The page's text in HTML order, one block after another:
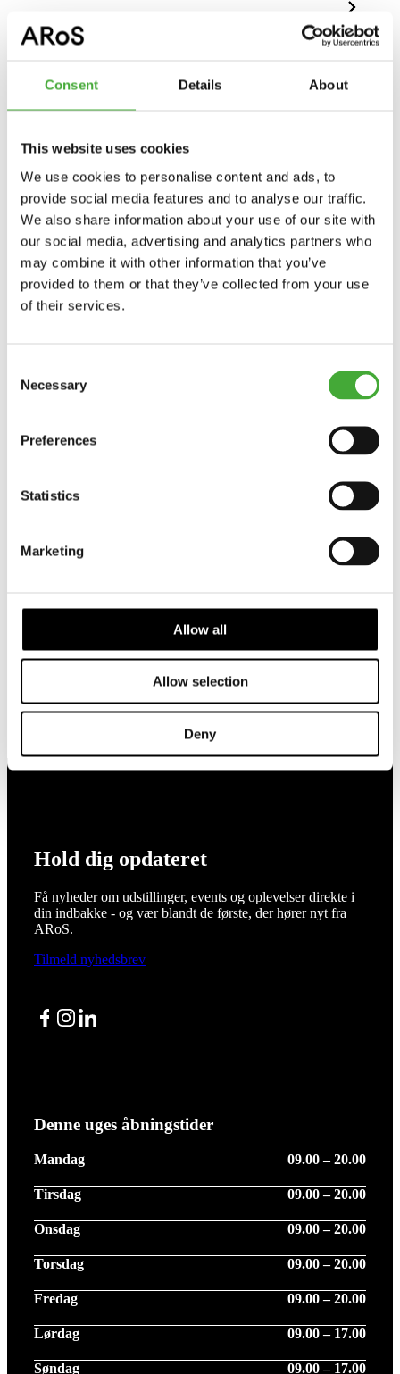
Consent Details About
This website uses cookies
We use cookies to personalise content and ads, to
provide social media features and to analyse our traffic.
We also share information about your use of our site with
our social media, advertising and analytics partners who
may combine it with other information that you’ve
provided to them or that they’ve collected from your use
of their services.
Selection
Necessary
Preferences
Statistics
Marketing
Allow all
Allow selection
Deny
Madpakker
Læs også
Læs mere om Inspiration til undervisning
Inspiration til undervisning
Her kan du hente inspirationsmateriale til vores
forskellige udstillinger. Materialet kan både
Læs mere
Vi oplever
en god
Hold dig opdateret
Få nyheder om udstillinger, events og oplevelser direkte i
din indbakke - og vær blandt de første, der hører nyt fra
ARoS.
Tilmeld nyhedsbrev
Facebook
Instagram
LinkedIn
Denne uges åbningstider
Mandag 09.00 – 20.00
Tirsdag 09.00 – 20.00
Onsdag 09.00 – 20.00
Torsdag 09.00 – 20.00
Fredag 09.00 – 20.00
Lørdag 09.00 – 17.00
Søndag 09.00 – 17.00